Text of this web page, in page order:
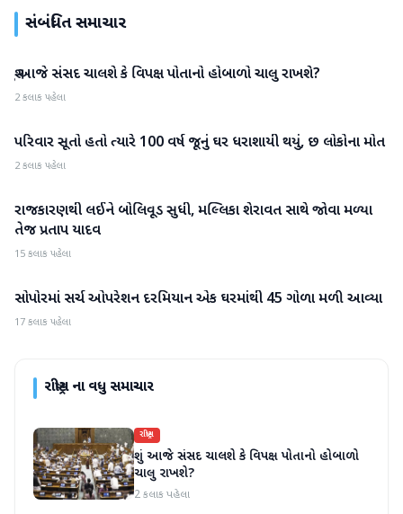
સંબંધિત સમાચાર
રાષ્ટ્રીય
શું આજે સંસદ ચાલશે કે વિપક્ષ પોતાનો હોબાળો ચાલુ રાખશે?
2 કલાક પહેલા
રાષ્ટ્રીય
પરિવાર સૂતો હતો ત્યારે 100 વર્ષ જૂનું ઘર ધરાશાયી થયું, છ લોકોના મોત
2 કલાક પહેલા
રાષ્ટ્રીય
રાજકારણથી લઈને બોલિવૂડ સુધી, મલ્લિકા શેરાવત સાથે જોવા મળ્યા
તેજ પ્રતાપ યાદવ
15 કલાક પહેલા
રાષ્ટ્રીય
સોપોરમાં સર્ચ ઓપરેશન દરમિયાન એક ઘરમાંથી 45 ગોળા મળી આવ્યા
17 કલાક પહેલા
રાષ્ટ્રીયના વધુ સમાચાર
રાષ્ટ્રીય
શું આજે સંસદ ચાલશે કે વિપક્ષ પોતાનો હોબાળો
ચાલુ રાખશે?
2 કલાક પહેલા